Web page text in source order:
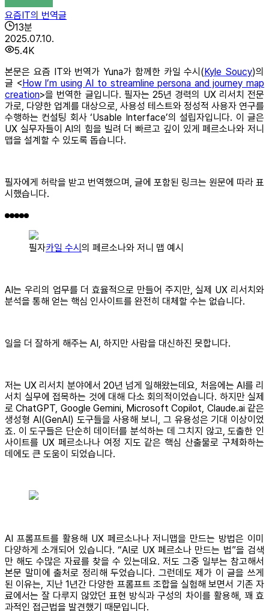
요즘IT의 번역글
13분
2025.07.10.
5.4K
본문은 요즘 IT와 번역가 Yuna가 함께한 카일 수시(Kyle Soucy)의
글 <How I’m using AI to streamline persona and journey map
creation>을 번역한 글입니다. 필자는 25년 경력의 UX 리서치 전문
가로, 다양한 업계를 대상으로, 사용성 테스트와 정성적 사용자 연구를
수행하는 컨설팅 회사 ‘Usable Interface’의 설립자입니다. 이 글은
UX 실무자들이 AI의 힘을 빌려 더 빠르고 깊이 있게 페르소나와 저니
맵을 설계할 수 있도록 돕습니다.
필자에게 허락을 받고 번역했으며, 글에 포함된 링크는 원문에 따라 표
시했습니다.
필자카일 수시 의 페르소나와 저니 맵 예시
AI는 우리의 업무를 더 효율적으로 만들어 주지만, 실제 UX 리서치와
분석을 통해 얻는 핵심 인사이트를 완전히 대체할 수는 없습니다.
일을 더 잘하게 해주는 AI, 하지만 사람을 대신하진 못합니다.
저는 UX 리서치 분야에서 20년 넘게 일해왔는데요, 처음에는 AI를 리
서치 실무에 접목하는 것에 대해 다소 회의적이었습니다. 하지만 실제
로 ChatGPT, Google Gemini, Microsoft Copilot, Claude.ai 같은
생성형 AI(GenAI) 도구들을 사용해 보니, 그 유용성은 기대 이상이었
죠. 이 도구들은 단순히 데이터를 분석하는 데 그치지 않고, 도출한 인
사이트를 UX 페르소나나 여정 지도 같은 핵심 산출물로 구체화하는
데에도 큰 도움이 되었습니다.
AI 프롬프트를 활용해 UX 페르소나나 저니맵을 만드는 방법은 이미
다양하게 소개되어 있습니다. “AI로 UX 페르소나 만드는 법”을 검색
만 해도 수많은 자료를 찾을 수 있는데요. 저도 그중 일부는 참고해서
본문 말미에 출처로 정리해 두었습니다. 그런데도 제가 이 글을 쓰게
된 이유는, 지난 1년간 다양한 프롬프트 조합을 실험해 보면서 기존 자
료에서는 잘 다루지 않았던 표현 방식과 구성의 차이를 활용해, 꽤 효
과적인 접근법을 발견했기 때문입니다.